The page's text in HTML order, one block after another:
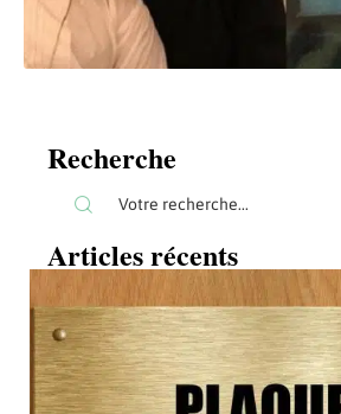
Recherche
Articles récents